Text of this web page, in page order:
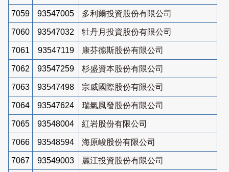
7059 93547005 多利爾投資股份有限公司
7060 93547032 牡丹月投資股份有限公司
7061 93547119 康芬德斯股份有限公司
7062 93547259 杉盛資本股份有限公司
7063 93547498 宗威國際股份有限公司
7064 93547624 瑞氣風發股份有限公司
7065 93548004 紅岩股份有限公司
7066 93548594 海原峻股份有限公司
7067 93549003 麗江投資股份有限公司